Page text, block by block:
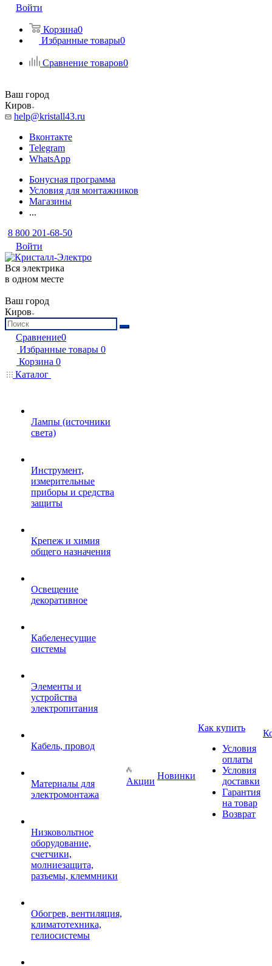
Войти
Корзина0
Избранные товары0
Сравнение товаров0
Ваш город
Киров
help@kristall43.ru
Вконтакте
Telegram
WhatsApp
Бонусная программа
Условия для монтажников
Магазины
...
8 800 201-68-50
Войти
Вся электрика
в одном месте
Ваш город
Киров
Сравнение0
Избранные товары 0
Корзина 0
Каталог
Лампы (источники
света)
Инструмент,
измерительные
приборы и средства
защиты
Крепеж и химия
общего назначения
Освещение
декоративное
Кабеленесущие
системы
Элементы и
устройства
электропитания
Кабель, провод
Материалы для
электромонтажа
Низковольтное
оборудование,
счетчики,
молниезащита,
разъемы, клеммники
Обогрев, вентиляция,
климатотехника,
гелиосистемы
Акции
Новинки
Как купить
Условия
оплаты
Условия
доставки
Гарантия
на товар
Возврат